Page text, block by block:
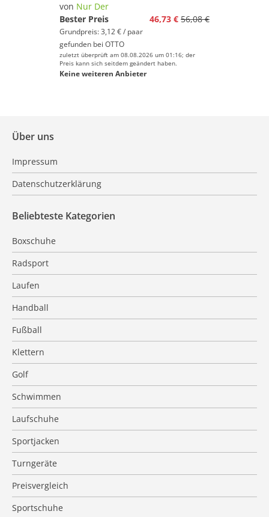
von Nur Der
Bester Preis
46,73 € 56,08 €
Grundpreis: 3,12 € / paar
gefunden bei OTTO
zuletzt überprüft am 08.08.2026 um 01:16; der
Preis kann sich seitdem geändert haben.
Keine weiteren Anbieter
Über uns
Impressum
Datenschutzerklärung
Beliebteste Kategorien
Boxschuhe
Radsport
Laufen
Handball
Fußball
Klettern
Golf
Schwimmen
Laufschuhe
Sportjacken
Turngeräte
Preisvergleich
Sportschuhe